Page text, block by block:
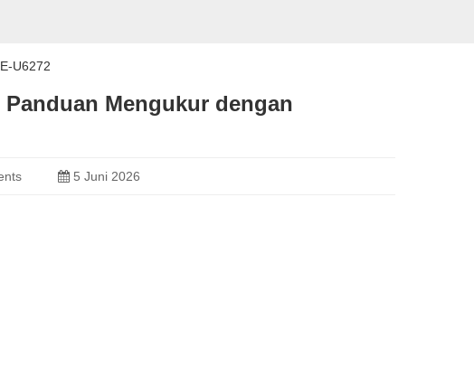
U6272
Mengukur dengan
5 Juni 2026